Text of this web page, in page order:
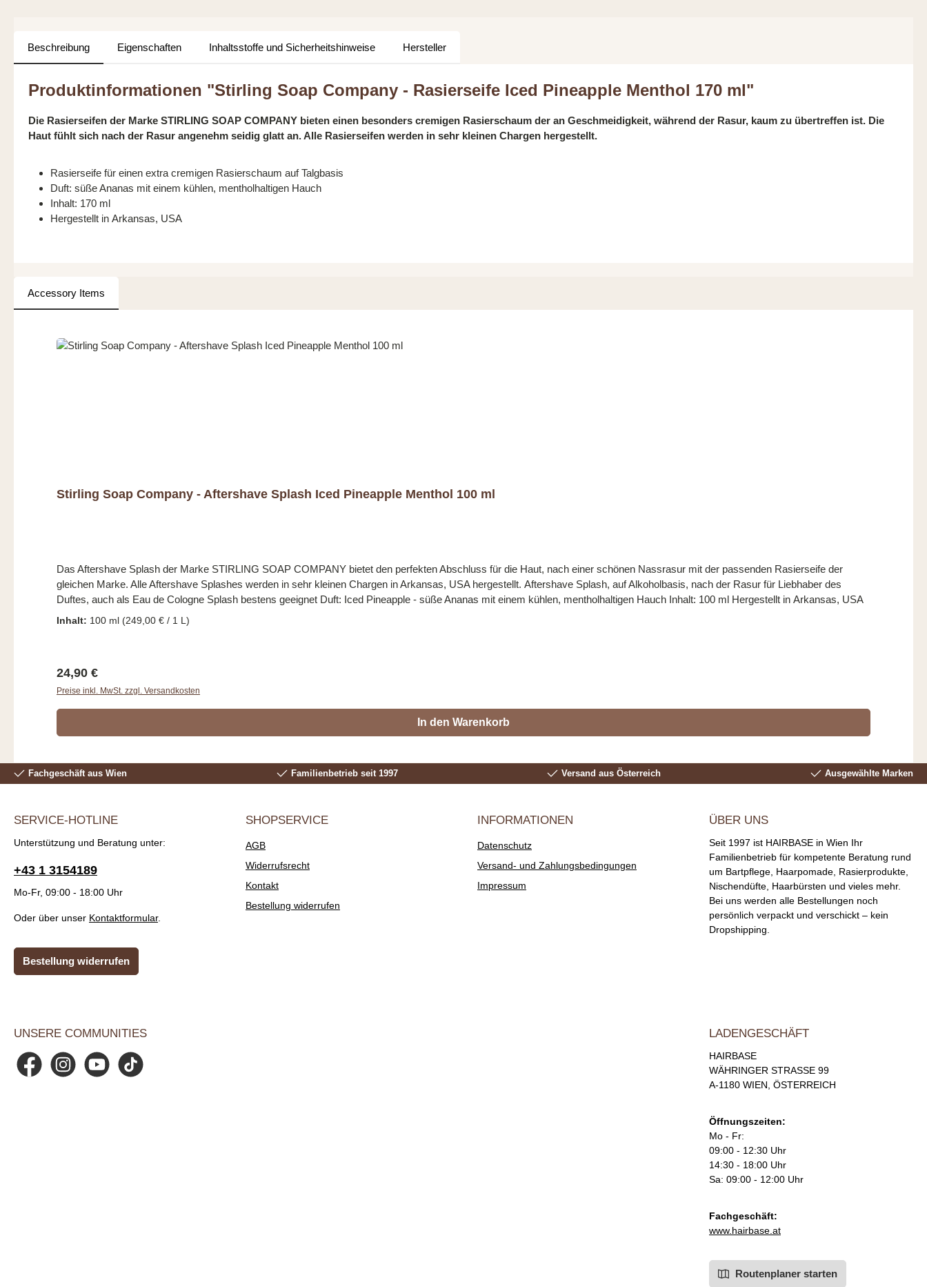
Beschreibung Eigenschaften Inhaltsstoffe und Sicherheitshinweise Hersteller
Produktinformationen "Stirling Soap Company - Rasierseife Iced Pineapple Menthol 170 ml"
Die Rasierseifen der Marke STIRLING SOAP COMPANY bieten einen besonders cremigen Rasierschaum der an Geschmeidigkeit, während der Rasur, kaum zu übertreffen ist. Die
Haut fühlt sich nach der Rasur angenehm seidig glatt an. Alle Rasierseifen werden in sehr kleinen Chargen hergestellt.
Rasierseife für einen extra cremigen Rasierschaum auf Talgbasis
Duft: süße Ananas mit einem kühlen, mentholhaltigen Hauch
Inhalt: 170 ml
Hergestellt in Arkansas, USA
Accessory Items
Stirling Soap Company - Aftershave Splash Iced Pineapple Menthol 100 ml
Das Aftershave Splash der Marke STIRLING SOAP COMPANY bietet den perfekten Abschluss für die Haut, nach einer schönen Nassrasur mit der passenden Rasierseife der
gleichen Marke. Alle Aftershave Splashes werden in sehr kleinen Chargen in Arkansas, USA hergestellt. Aftershave Splash, auf Alkoholbasis, nach der Rasur für Liebhaber des
Duftes, auch als Eau de Cologne Splash bestens geeignet Duft: Iced Pineapple - süße Ananas mit einem kühlen, mentholhaltigen Hauch Inhalt: 100 ml Hergestellt in Arkansas, USA
Inhalt: 100 ml (249,00 € / 1 L)
Regulärer Preis:
24,90 €
Preise inkl. MwSt. zzgl. Versandkosten
In den Warenkorb
Fachgeschäft aus Wien Familienbetrieb seit 1997 Versand aus Österreich Ausgewählte Marken
SERVICE-HOTLINE
Unterstützung und Beratung unter:
+43 1 3154189
Mo-Fr, 09:00 - 18:00 Uhr
Oder über unser Kontaktformular.
Bestellung widerrufen
SHOPSERVICE
AGB
Widerrufsrecht
Kontakt
Bestellung widerrufen
INFORMATIONEN
Datenschutz
Versand- und Zahlungsbedingungen
Impressum
ÜBER UNS
Seit 1997 ist HAIRBASE in Wien Ihr
Familienbetrieb für kompetente Beratung rund
um Bartpflege, Haarpomade, Rasierprodukte,
Nischendüfte, Haarbürsten und vieles mehr.
Bei uns werden alle Bestellungen noch
persönlich verpackt und verschickt – kein
Dropshipping.
UNSERE COMMUNITIES
FacebookInstagramYouTubeTikTok
LADENGESCHÄFT
HAIRBASE
WÄHRINGER STRASSE 99
A-1180 WIEN, ÖSTERREICH
Öffnungszeiten:
Mo - Fr:
09:00 - 12:30 Uhr
14:30 - 18:00 Uhr
Sa: 09:00 - 12:00 Uhr
Fachgeschäft:
www.hairbase.at
Routenplaner starten